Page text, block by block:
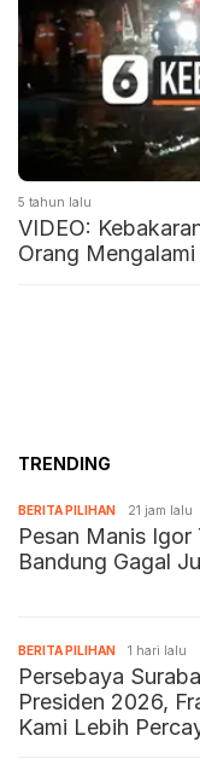
5 tahun lalu
VIDEO:
Orang
TRENDING
BERITA PILIHAN 21 jam lalu
Pesan Manis Igor
Bandung Gagal
BERITA PILIHAN 1 hari lalu
Persebaya
Presiden 2026,
Kami Lebih